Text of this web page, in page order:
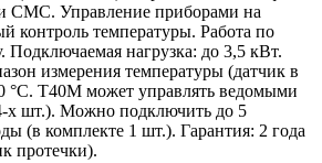
СМС. Управление приборами на
контроль температуры. Работа по
Подключаемая нагрузка: до 3,5 кВт.
измерения температуры (датчик в
°C. Т40M может управлять ведомыми
х шт.). Можно подключить до 5
(в комплекте 1 шт.). Гарантия: 2 года
протечки).